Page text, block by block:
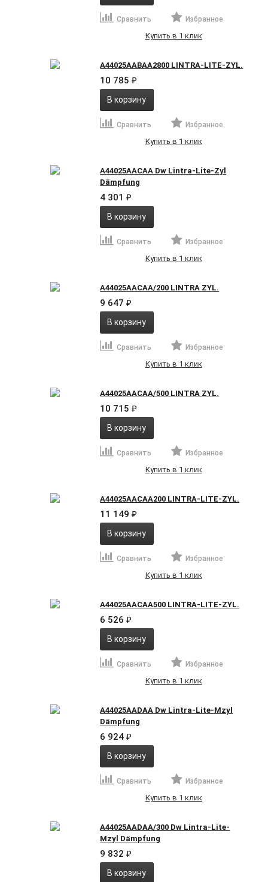
Сравнить Избранное
Купить в 1 клик
A44025AABAA2800 LINTRA-LITE-ZYL.
10 785₽
В корзину
Сравнить Избранное
Купить в 1 клик
A44025AACAA Dw Lintra-Lite-Zyl
Dämpfung
4 301₽
В корзину
Сравнить Избранное
Купить в 1 клик
A44025AACAA/200 LINTRA ZYL.
9 647₽
В корзину
Сравнить Избранное
Купить в 1 клик
A44025AACAA/500 LINTRA ZYL.
10 715₽
В корзину
Сравнить Избранное
Купить в 1 клик
A44025AACAA200 LINTRA-LITE-ZYL.
11 149₽
В корзину
Сравнить Избранное
Купить в 1 клик
A44025AACAA500 LINTRA-LITE-ZYL.
6 526₽
В корзину
Сравнить Избранное
Купить в 1 клик
A44025AADAA Dw Lintra-Lite-Mzyl
Dämpfung
6 924₽
В корзину
Сравнить Избранное
Купить в 1 клик
A44025AADAA/300 Dw Lintra-Lite-
Mzyl Dämpfung
9 832₽
В корзину